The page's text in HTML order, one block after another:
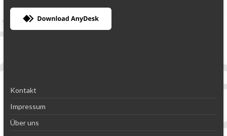
Kontakt
Impressum
Über uns